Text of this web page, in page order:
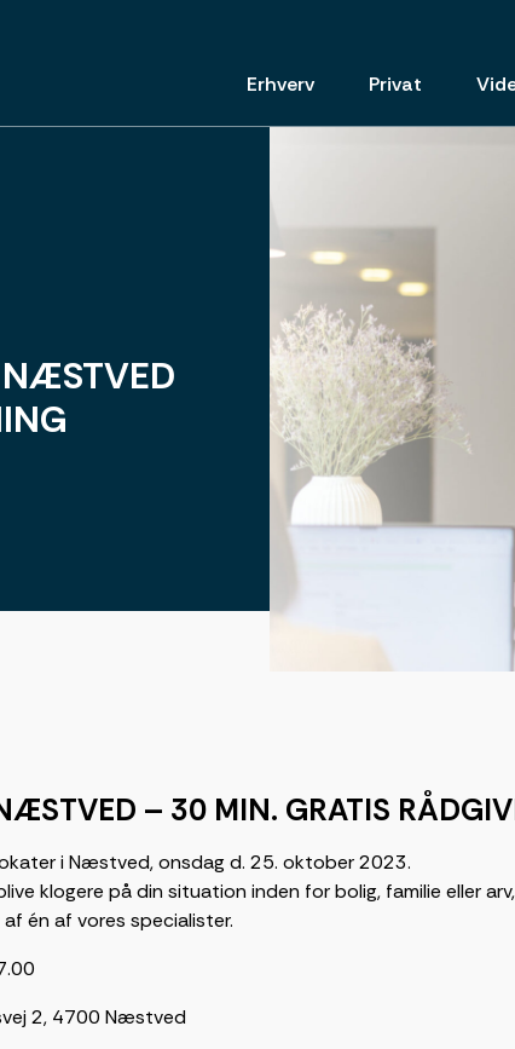
Erhverv Privat
NÆSTVED
– 30 MIN. GRATIS
i Næstved, onsdag d. 25. oktober 2023.
klogere på din situation inden for bolig, familie eller
én af vores specialister.
2, 4700 Næstved